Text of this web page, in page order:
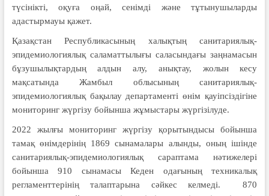
түсінікті, оқуға оңай, сенімді және тұтынушыларды
адастырмауы қажет.
Қазақстан Республикасының халықтың санитариялық-
эпидемиологиялық саламаттылығы саласындағы заңнамасын
бұзушылықтардың алдын алу, анықтау, жолын кесу
мақсатында Жамбыл облысының санитариялық-
эпидемиологиялық бақылау департаменті өнім қауіпсіздігіне
мониторинг жүргізу бойынша жұмыстары жүргізілуде.
2022 жылғы мониторинг жүргізу қорытындысы бойынша
тамақ өнімдерінің 1869 сынамалары алынды, оның ішінде
санитариялық-эпидемиологиялық сараптама нәтижелері
бойынша 910 сынамасы Кеден одағының техникалық
регламенттерінің талаптарына сәйкес келмеді. 870